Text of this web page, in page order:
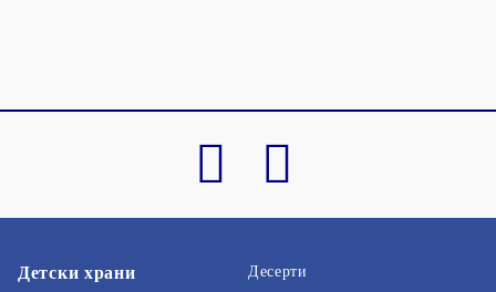
Детски храни Десерти